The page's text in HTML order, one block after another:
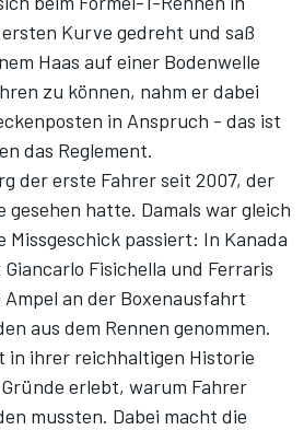
Kurve gedreht und saß
Haas auf einer Bodenwelle
zu können, nahm er dabei
in Anspruch - das ist
das Reglement.
der erste Fahrer seit 2007, der
gesehen hatte. Damals war gleich
Missgeschick passiert: In Kanada
Fisichella und Ferraris
Ampel an der Boxenausfahrt
aus dem Rennen genommen.
in ihrer reichhaltigen Historie
erlebt, warum Fahrer
mussten. Dabei macht die